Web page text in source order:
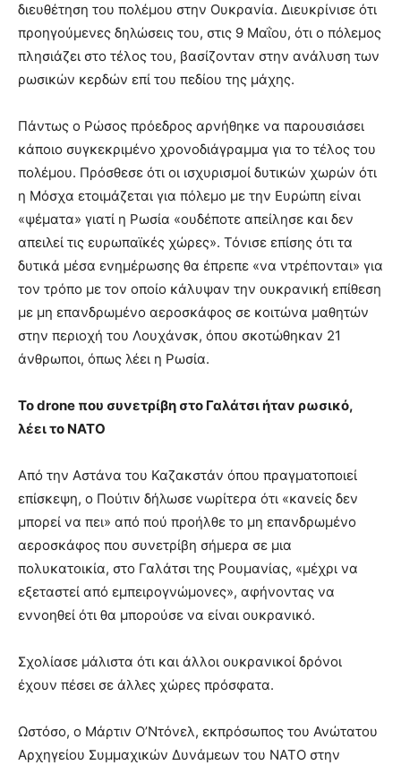
διευθέτηση του πολέμου στην Ουκρανία. Διευκρίνισε ότι
προηγούμενες δηλώσεις του, στις 9 Μαΐου, ότι ο πόλεμος
πλησιάζει στο τέλος του, βασίζονταν στην ανάλυση των
ρωσικών κερδών επί του πεδίου της μάχης.
Πάντως ο Ρώσος πρόεδρος αρνήθηκε να παρουσιάσει
κάποιο συγκεκριμένο χρονοδιάγραμμα για το τέλος του
πολέμου. Πρόσθεσε ότι οι ισχυρισμοί δυτικών χωρών ότι
η Μόσχα ετοιμάζεται για πόλεμο με την Ευρώπη είναι
«ψέματα» γιατί η Ρωσία «ουδέποτε απείλησε και δεν
απειλεί τις ευρωπαϊκές χώρες». Τόνισε επίσης ότι τα
δυτικά μέσα ενημέρωσης θα έπρεπε «να ντρέπονται» για
τον τρόπο με τον οποίο κάλυψαν την ουκρανική επίθεση
με μη επανδρωμένο αεροσκάφος σε κοιτώνα μαθητών
στην περιοχή του Λουχάνσκ, όπου σκοτώθηκαν 21
άνθρωποι, όπως λέει η Ρωσία.
Το drone που συνετρίβη στο Γαλάτσι ήταν ρωσικό,
λέει το ΝΑΤΟ
Από την Αστάνα του Καζακστάν όπου πραγματοποιεί
επίσκεψη, ο Πούτιν δήλωσε νωρίτερα ότι «κανείς δεν
μπορεί να πει» από πού προήλθε το μη επανδρωμένο
αεροσκάφος που συνετρίβη σήμερα σε μια
πολυκατοικία, στο Γαλάτσι της Ρουμανίας, «μέχρι να
εξεταστεί από εμπειρογνώμονες», αφήνοντας να
εννοηθεί ότι θα μπορούσε να είναι ουκρανικό.
Σχολίασε μάλιστα ότι και άλλοι ουκρανικοί δρόνοι
έχουν πέσει σε άλλες χώρες πρόσφατα.
Ωστόσο, ο Μάρτιν Ο’Ντόνελ, εκπρόσωπος του Ανώτατου
Αρχηγείου Συμμαχικών Δυνάμεων του ΝΑΤΟ στην